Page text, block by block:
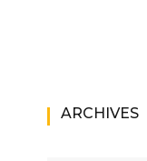
ARCHIVES